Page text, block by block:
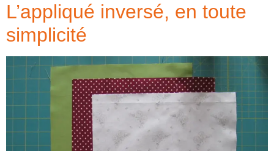
L’appliqué inversé, en toute
simplicité